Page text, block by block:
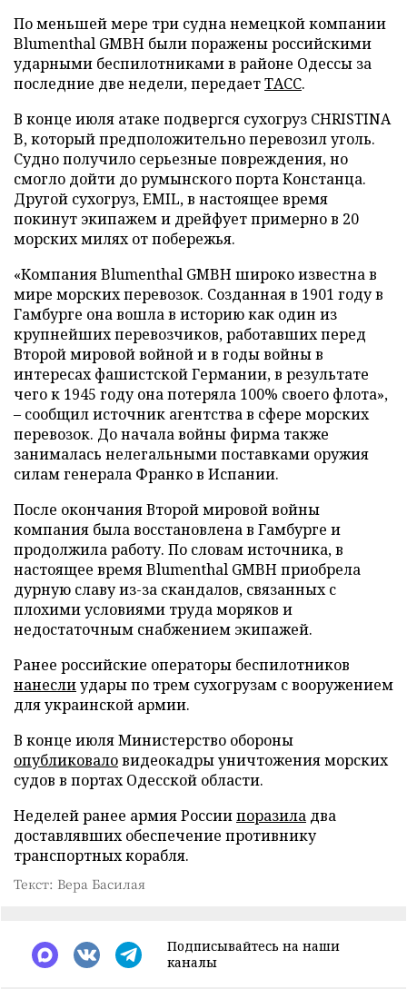
По меньшей мере три судна немецкой компании
Blumenthal GMBH были поражены российскими
ударными беспилотниками в районе Одессы за
последние две недели, передаетТАСС.
В конце июля атаке подвергся сухогруз CHRISTINA
B, который предположительно перевозил уголь.
Судно получило серьезные повреждения, но
смогло дойти до румынского порта Констанца.
Другой сухогруз, EMIL, в настоящее время
покинут экипажем и дрейфует примерно в 20
морских милях от побережья.
«Компания Blumenthal GMBH широко известна в
мире морских перевозок. Созданная в 1901 году в
Гамбурге она вошла в историю как один из
крупнейших перевозчиков, работавших перед
Второй мировой войной и в годы войны в
интересах фашистской Германии, в результате
чего к 1945 году она потеряла 100% своего флота»,
– сообщил источник агентства в сфере морских
перевозок. До начала войны фирма также
занималась нелегальными поставками оружия
силам генерала Франко в Испании.
После окончания Второй мировой войны
компания была восстановлена в Гамбурге и
продолжила работу. По словам источника, в
настоящее время Blumenthal GMBH приобрела
дурную славу из-за скандалов, связанных с
плохими условиями труда моряков и
недостаточным снабжением экипажей.
Ранее российские операторы беспилотников
нанеслиудары по трем сухогрузам с вооружением
для украинской армии.
В конце июля Министерство обороны
опубликоваловидеокадры уничтожения морских
судов в портах Одесской области.
Неделей ранее армия Россиипоразила два
доставлявших обеспечение противнику
транспортных корабля.
Текст: Вера Басилая
Подписывайтесь на наши
каналы